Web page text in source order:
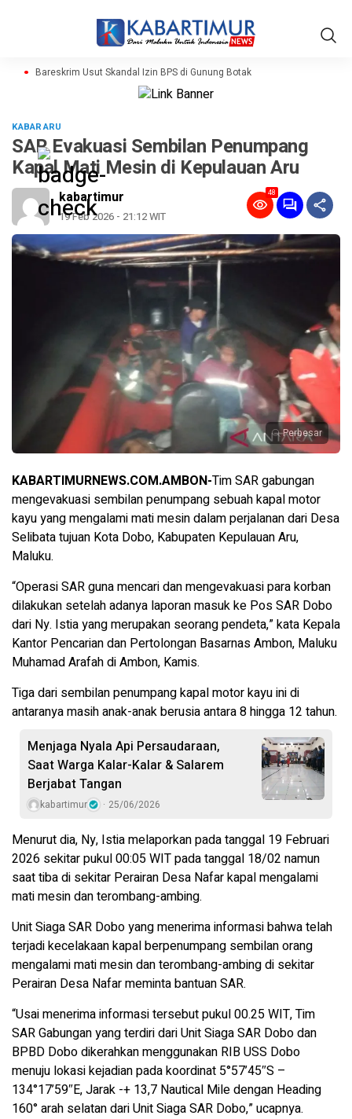
Bareskrim Usut Skandal Izin BPS di Gunung Botak
KABAR ARU
SAR Evakuasi Sembilan Penumpang
Kapal Mati Mesin di Kepulauan Aru
kabartimur
19 Feb 2026 - 21:12 WIT
48
Perbesar
KABARTIMURNEWS.COM.AMBON-Tim SAR gabungan
mengevakuasi sembilan penumpang sebuah kapal motor
kayu yang mengalami mati mesin dalam perjalanan dari Desa
Selibata tujuan Kota Dobo, Kabupaten Kepulauan Aru,
Maluku.
“Operasi SAR guna mencari dan mengevakuasi para korban
dilakukan setelah adanya laporan masuk ke Pos SAR Dobo
dari Ny. Istia yang merupakan seorang pendeta,” kata Kepala
Kantor Pencarian dan Pertolongan Basarnas Ambon, Maluku
Muhamad Arafah di Ambon, Kamis.
Tiga dari sembilan penumpang kapal motor kayu ini di
antaranya masih anak-anak berusia antara 8 hingga 12 tahun.
Menjaga Nyala Api Persaudaraan,
Saat Warga Kalar-Kalar & Salarem
Berjabat Tangan
kabartimur 25/06/2026
Menurut dia, Ny, Istia melaporkan pada tanggal 19 Februari
2026 sekitar pukul 00:05 WIT pada tanggal 18/02 namun
saat tiba di sekitar Perairan Desa Nafar kapal mengalami
mati mesin dan terombang-ambing.
Unit Siaga SAR Dobo yang menerima informasi bahwa telah
terjadi kecelakaan kapal berpenumpang sembilan orang
mengalami mati mesin dan terombang-ambing di sekitar
Perairan Desa Nafar meminta bantuan SAR.
“Usai menerima informasi tersebut pukul 00.25 WIT, Tim
SAR Gabungan yang terdiri dari Unit Siaga SAR Dobo dan
BPBD Dobo dikerahkan menggunakan RIB USS Dobo
menuju lokasi kejadian pada koordinat 5°57’45″S –
134°17’59″E, Jarak -+ 13,7 Nautical Mile dengan Heading
160° arah selatan dari Unit Siaga SAR Dobo,” ucapnya.